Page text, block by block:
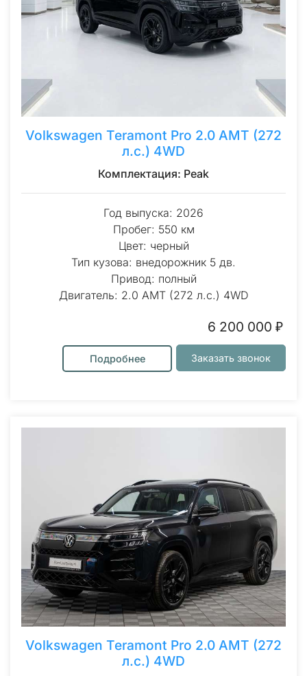
Volkswagen Teramont Pro 2.0 AMT (272
л.с.) 4WD
Комплектация: Peak
Год выпуска: 2026
Пробег: 550 км
Цвет: черный
Тип кузова: внедорожник 5 дв.
Привод: полный
Двигатель: 2.0 AMT (272 л.с.) 4WD
6 200 000 ₽
Подробнее Заказать звонок
Volkswagen Teramont Pro 2.0 AMT (272
л.с.) 4WD